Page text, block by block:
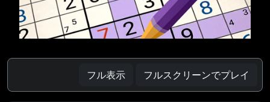
フル表示 フルスクリーンでプレイ